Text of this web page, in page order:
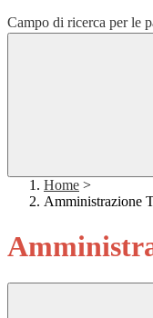
Campo di ricerca per le
Home >
Amministrazione